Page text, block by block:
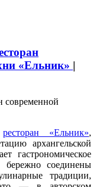
«Ельник» |
ресторан «Ельник»,
архангельской
гастрономическое
бережно соединены
традиции,